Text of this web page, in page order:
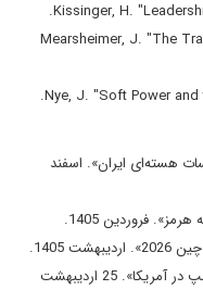
9. Mearsheimer, J. "The
هسته‌ای ایران». اسفند
4. روزنامه همشهری. «نظرسنجی محبوبیت ترامپ در آمریکا». 25 اردیبهشت